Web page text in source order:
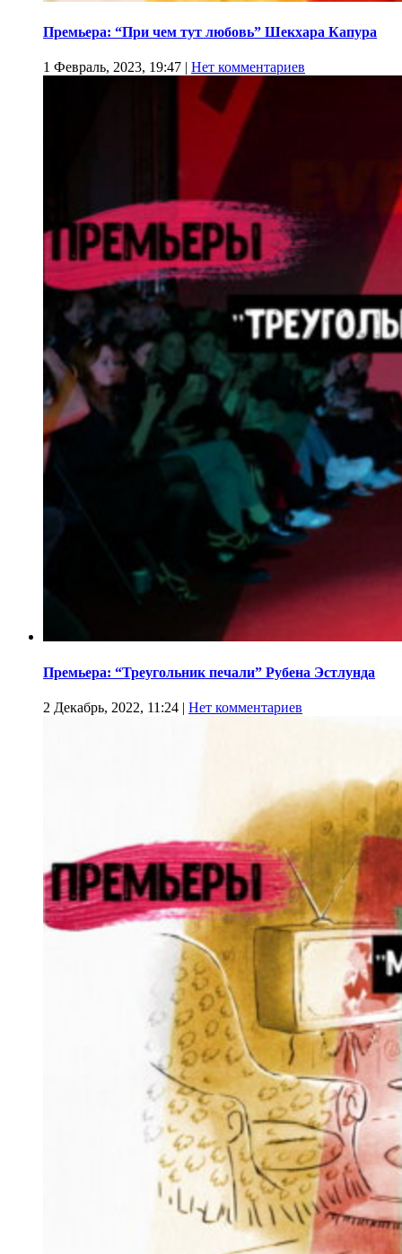
Премьера: “При чем тут любовь” Шекхара Капура
1 Февраль, 2023, 19:47 | Нет комментариев
Премьера: “Треугольник печали” Рубена Эстлунда
2 Декабрь, 2022, 11:24 | Нет комментариев